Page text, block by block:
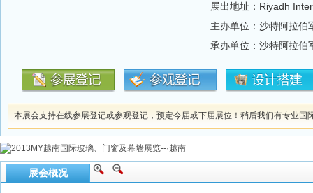
展出地址：Riyadh
主办单位：沙特阿拉伯
承办单位：沙特阿拉伯
本展会支持在线参展登记或参观登记，预定今届或下届展位！稍后我们有专业国
展会概况